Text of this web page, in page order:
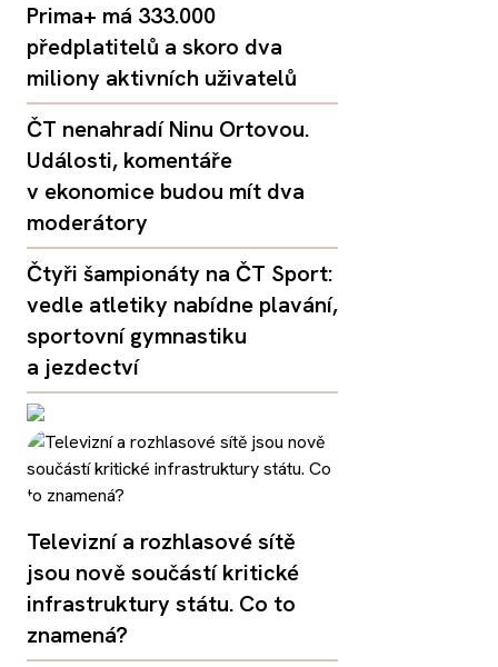
Prima+ má 333.000
předplatitelů a skoro dva
miliony aktivních uživatelů
ČT nenahradí Ninu Ortovou.
Události, komentáře
v ekonomice budou mít dva
moderátory
Čtyři šampionáty na ČT Sport:
vedle atletiky nabídne plavání,
sportovní gymnastiku
a jezdectví
Televizní a rozhlasové sítě
jsou nově součástí kritické
infrastruktury státu. Co to
znamená?